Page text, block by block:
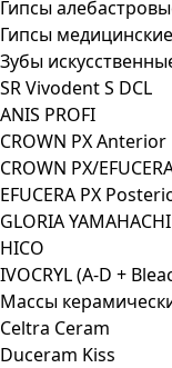
Гипсы
Гипсы медицинские
Зубы
SR Vivodent S DCL
ANIS PROFI
CROWN PX Anterior
CROWN PX/
EFUCERA PX
GLORIA YAMAHACHI
HICO
IVOCRYL (A-D +
Массы
Celtra Ceram
Duceram Kiss